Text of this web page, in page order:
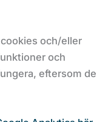
och/eller
och
eftersom de